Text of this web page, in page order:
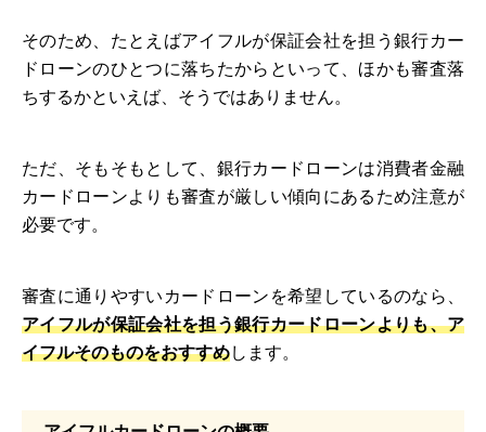
そのため、たとえばアイフルが保証会社を担う銀行カー
ドローンのひとつに落ちたからといって、ほかも審査落
ちするかといえば、そうではありません。
ただ、そもそもとして、銀行カードローンは消費者金融
カードローンよりも審査が厳しい傾向にあるため注意が
必要です。
審査に通りやすいカードローンを希望しているのなら、
アイフルが保証会社を担う銀行カードローンよりも、ア
イフルそのものをおすすめします。